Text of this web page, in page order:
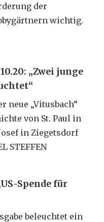
der
wichtig.
„Zwei junge
neue „Vitusbach“
von St. Paul in
in Ziegetsdorf
STEFFEN
Spende für
beleuchtet ein